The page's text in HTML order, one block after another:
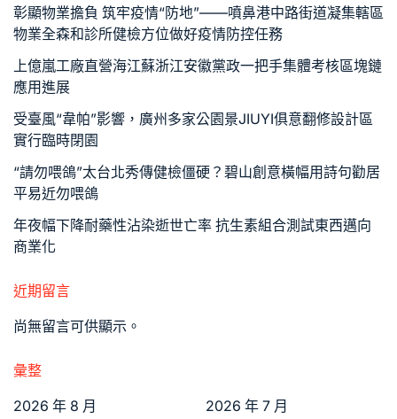
彰顯物業擔負 筑牢疫情“防地”——噴鼻港中路街道凝集轄區
物業全森和診所健檢方位做好疫情防控任務
上億嵐工廠直營海江蘇浙江安徽黨政一把手集體考核區塊鏈
應用進展
受臺風“韋帕”影響，廣州多家公園景JIUYI俱意翻修設計區
實行臨時閉園
“請勿喂鴿”太台北秀傳健檢僵硬？碧山創意橫幅用詩句勸居
平易近勿喂鴿
年夜幅下降耐藥性沾染逝世亡率 抗生素組合測試東西邁向
商業化
近期留言
尚無留言可供顯示。
彙整
2026 年 8 月
2026 年 7 月